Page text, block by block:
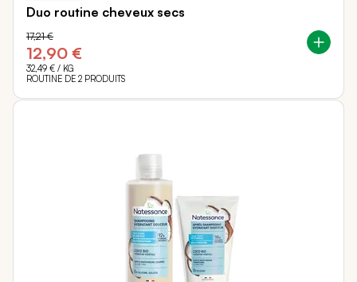
Duo routine cheveux secs
12,90 €
17,21 €
32,49 € / KG
ROUTINE DE 2 PRODUITS